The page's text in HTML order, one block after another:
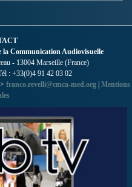
Communication Audiovisuelle
- 13004 Marseille (France)
: +33(0)4 91 42 03 02
franco.revelli@cmca-med.org | Mentions